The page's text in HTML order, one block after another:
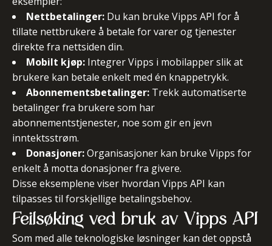
Nettbetalinger: Du kan bruke Vipps API for å
tillate nettbrukere å betale for varer og tjenester
direkte fra nettsiden din.
Mobilt kjøp: Integrer Vipps i mobilapper slik at
brukere kan betale enkelt med én knappetrykk.
Abonnementsbetalinger: Trekk automatiserte
betalinger fra brukere som har
abonnementstjenester, noe som gir en jevn
inntektsstrøm.
Donasjoner:Organisasjoner kan bruke Vipps for
enkelt å motta donasjoner fra givere.
Disse eksemplene viser hvordan Vipps API kan
tilpasses til forskjellige betalingsbehov.
Feilsøking ved bruk av Vipps API
Som med alle teknologiske løsninger kan det oppstå